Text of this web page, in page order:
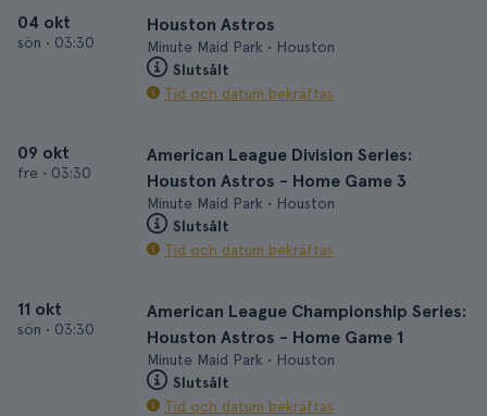
04 okt
sön • 03:30
Houston Astros
Minute Maid Park • Houston
Slutsålt
Tid och datum bekräftas
09 okt
fre • 03:30
American League Division Series:
Houston Astros - Home Game 3
Minute Maid Park • Houston
Slutsålt
Tid och datum bekräftas
11 okt
sön • 03:30
American League Championship Series:
Houston Astros - Home Game 1
Minute Maid Park • Houston
Slutsålt
Tid och datum bekräftas